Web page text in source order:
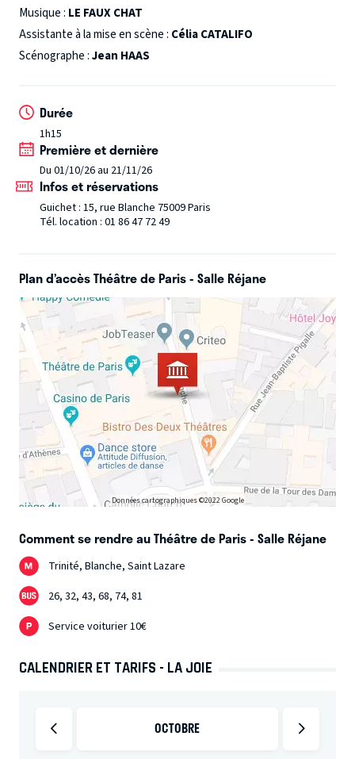
autrement, réunis par une tendresse qu’ils ne
soupçonnaient pas. Au cœur de la pièce, deux émotions
s’affrontent : la colère et la joie. La première traverse les
pansement, posé sur des blessures.
traversée de sentiments extrêmes et hauts en couleur, où
la brutalité des mots fragilise les liens familiaux… jusqu’à
l’espoir d’un apaisement.
Musique : LE FAUX CHAT
Assistante à la mise en scène : Célia CATALIFO
Scénographe :Jean HAAS
Durée
1h15
Première et dernière
Du 01/10/26 au 21/11/26
Infos et réservations
Guichet : 15, rue Blanche 75009 Paris
Tél. location : 01 86 47 72 49
Plan d’accès Théâtre de Paris - Salle Réjane
Données cartographiques ©2022 Google
Comment se rendre au Théâtre de Paris - Salle Réjane
Trinité, Blanche, Saint Lazare
26, 32, 43, 68, 74, 81
Service voiturier 10€
CALENDRIER ET TARIFS - LA JOIE
OCTOBRE